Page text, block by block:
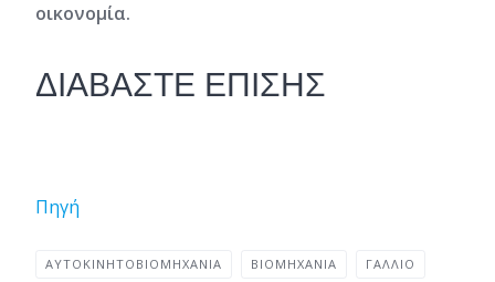
οικονομία.
ΔΙΑΒΑΣΤΕ ΕΠΙΣΗΣ
Πηγή
ΑΥΤΟΚΙΝΗΤΟΒΙΟΜΗΧΑΝΙΑ ΒΙΟΜΗΧΑΝΊΑ ΓΆΛΛΙΟ